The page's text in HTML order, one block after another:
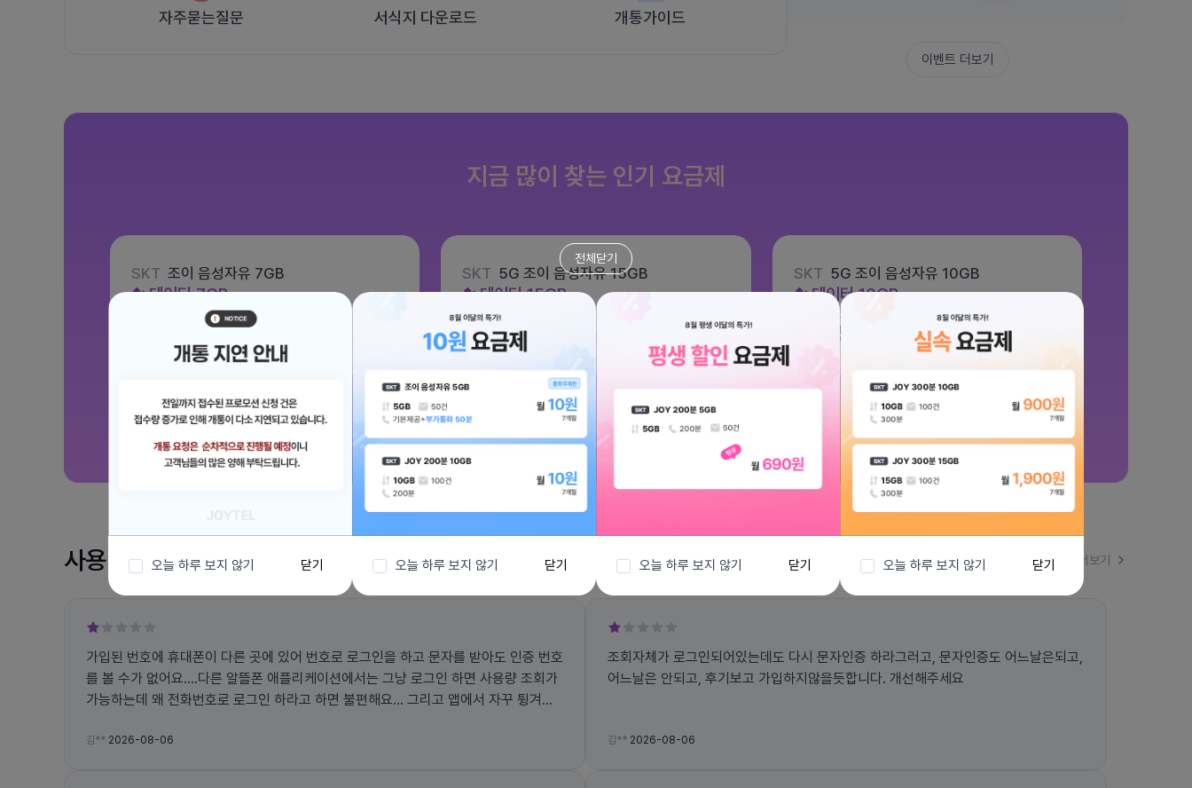
자주묻는질문 서식지 다운로드 개통가이드
이벤트 더보기
지금 많이 찾는 인기 요금제
SKT 조이 음성자유 7GB
데이터7GB
문자 100건
월 3,300원
SKT 5G 조이 음성자유 15GB
데이터15GB
통화 기본제공
월 6,600원
SKT 5G 조이 음성자유 10GB
데이터10GB
통화 기본제공
월 5,500원 / 평생할인
사용 후기 더보기
가입된 번호에 휴대폰이 다른 곳에 있어 번호로 로그인을 하고 문자를 받아도 인증 번호
를 볼 수가 없어요....다른 알뜰폰 애플리케이션에서는 그냥 로그인 하면 사용량 조회가
가능하는데 왜 전화번호로 로그인 하라고 하면 불편해요... 그리고 앱에서 자꾸 튕겨지
김** 2026-08-06
조회자체가 로그인되어있는데도 다시 문자인증 하라그러고, 문자인증도 어느날은되고,
어느날은 안되고, 후기보고 가입하지않을듯합니다. 개선해주세요
김** 2026-08-06
전체닫기
오늘 하루 보지 않기 닫기 오늘 하루 보지 않기 닫기 오늘 하루 보지 않기 닫기 오늘 하루 보지 않기 닫기